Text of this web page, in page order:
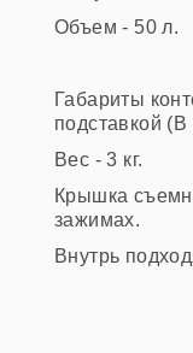
Объем - 50 л.
Габариты
подставкой
Вес - 3 кг.
Крышка
зажимах.
Внутрь